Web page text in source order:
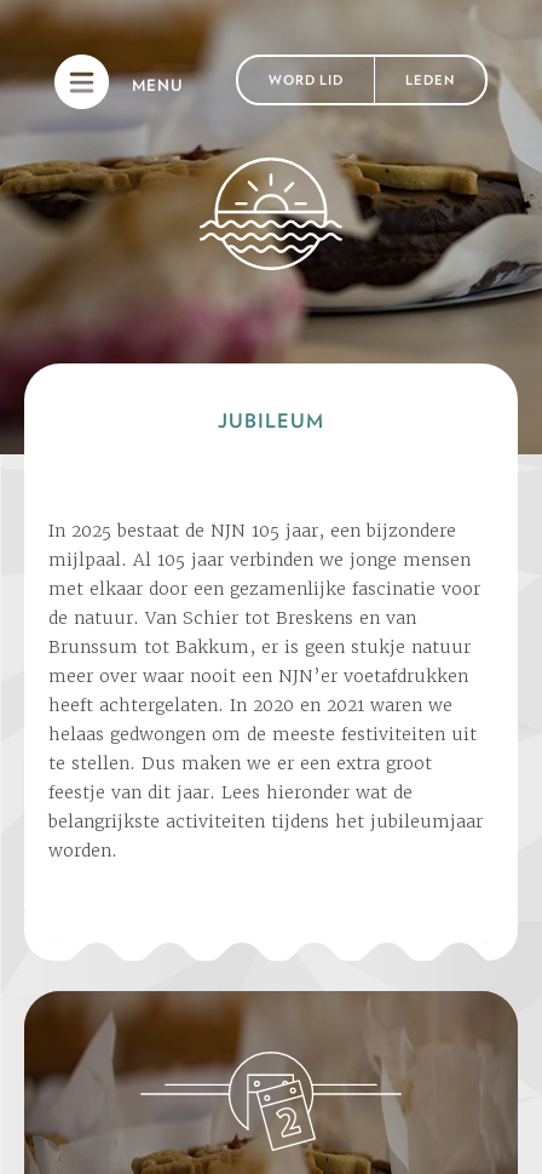
MENU WORD LID LEDEN
JUBILEUM
In 2025 bestaat de NJN 105 jaar, een bijzondere
mijlpaal. Al 105 jaar verbinden we jonge mensen
met elkaar door een gezamenlijke fascinatie voor
de natuur. Van Schier tot Breskens en van
Brunssum tot Bakkum, er is geen stukje natuur
meer over waar nooit een NJN’er voetafdrukken
heeft achtergelaten. In 2020 en 2021 waren we
helaas gedwongen om de meeste festiviteiten uit
te stellen. Dus maken we er een extra groot
feestje van dit jaar. Lees hieronder wat de
belangrijkste activiteiten tijdens het jubileumjaar
worden.